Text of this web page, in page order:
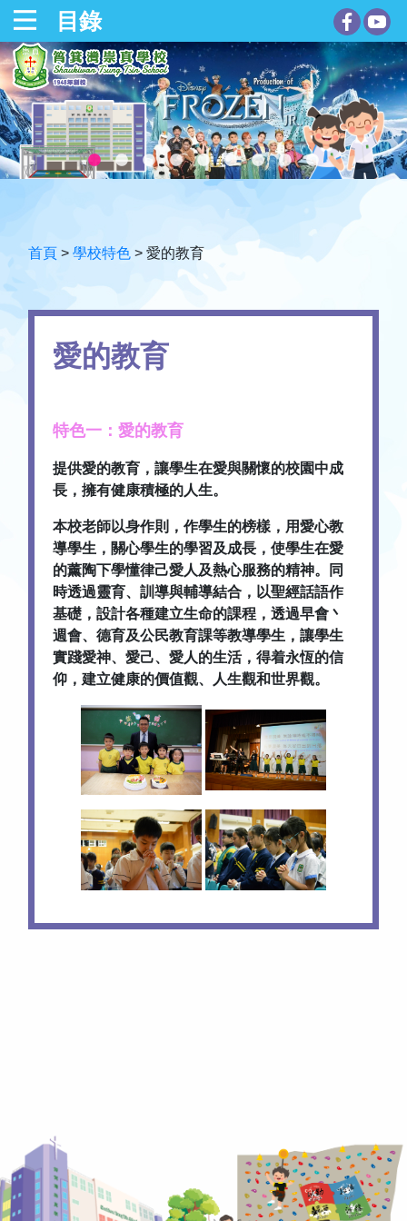
目錄
首頁 > 學校特色 > 愛的教育
愛的教育
特色一：愛的教育
提供愛的教育，讓學生在愛與關懷的校園中成
長，擁有健康積極的人生。
本校老師以身作則，作學生的榜樣，用愛心教
導學生，關心學生的學習及成長，使學生在愛
的薰陶下學懂律己愛人及熱心服務的精神。同
時透過靈育、訓導與輔導結合，以聖經話語作
基礎，設計各種建立生命的課程，透過早會丶
週會、德育及公民教育課等教導學生，讓學生
實踐愛神、愛己、愛人的生活，得着永恆的信
仰，建立健康的價值觀、人生觀和世界觀。